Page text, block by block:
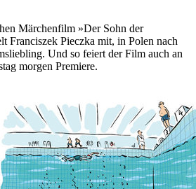
Märchenfilm »Der Sohn der
Franciszek Pieczka mit, in Polen nach
Und so feiert der Film auch an
morgen Premiere.